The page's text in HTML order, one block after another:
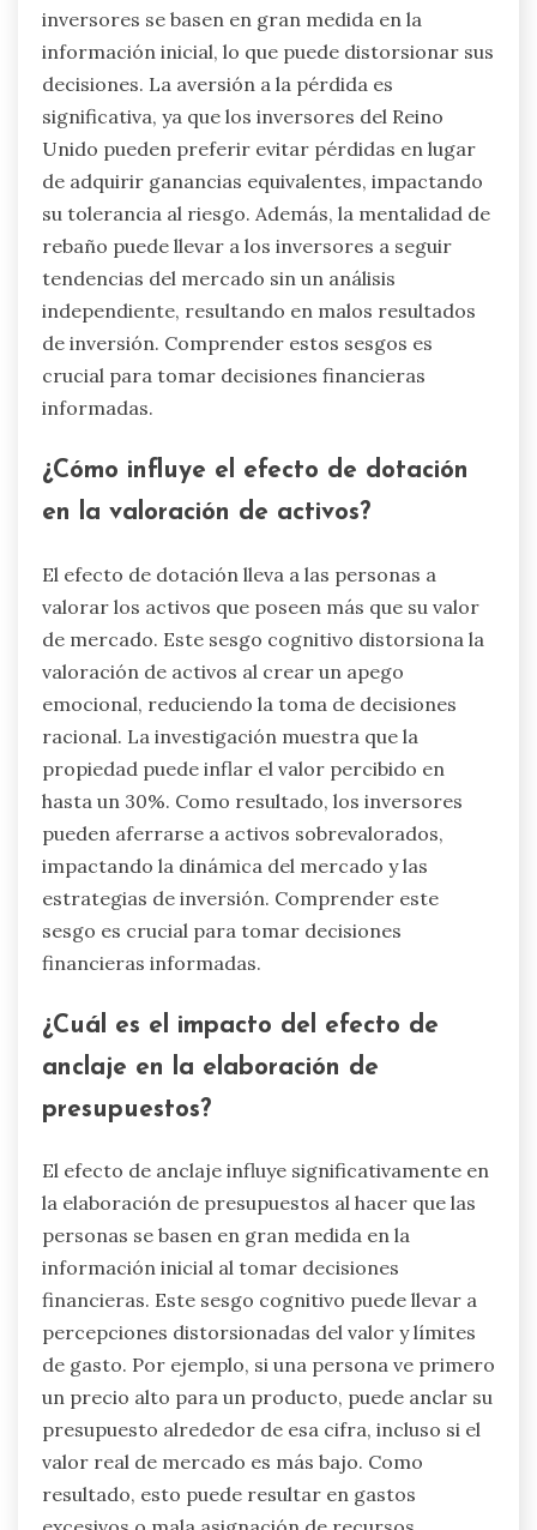
inversores se basen en gran medida en la
información inicial, lo que puede distorsionar sus
decisiones. La aversión a la pérdida es
significativa, ya que los inversores del Reino
Unido pueden preferir evitar pérdidas en lugar
de adquirir ganancias equivalentes, impactando
su tolerancia al riesgo. Además, la mentalidad de
rebaño puede llevar a los inversores a seguir
tendencias del mercado sin un análisis
independiente, resultando en malos resultados
de inversión. Comprender estos sesgos es
crucial para tomar decisiones financieras
informadas.
¿Cómo influye el efecto de dotación
en la valoración de activos?
El efecto de dotación lleva a las personas a
valorar los activos que poseen más que su valor
de mercado. Este sesgo cognitivo distorsiona la
valoración de activos al crear un apego
emocional, reduciendo la toma de decisiones
racional. La investigación muestra que la
propiedad puede inflar el valor percibido en
hasta un 30%. Como resultado, los inversores
pueden aferrarse a activos sobrevalorados,
impactando la dinámica del mercado y las
estrategias de inversión. Comprender este
sesgo es crucial para tomar decisiones
financieras informadas.
¿Cuál es el impacto del efecto de
anclaje en la elaboración de
presupuestos?
El efecto de anclaje influye significativamente en
la elaboración de presupuestos al hacer que las
personas se basen en gran medida en la
información inicial al tomar decisiones
financieras. Este sesgo cognitivo puede llevar a
percepciones distorsionadas del valor y límites
de gasto. Por ejemplo, si una persona ve primero
un precio alto para un producto, puede anclar su
presupuesto alrededor de esa cifra, incluso si el
valor real de mercado es más bajo. Como
resultado, esto puede resultar en gastos